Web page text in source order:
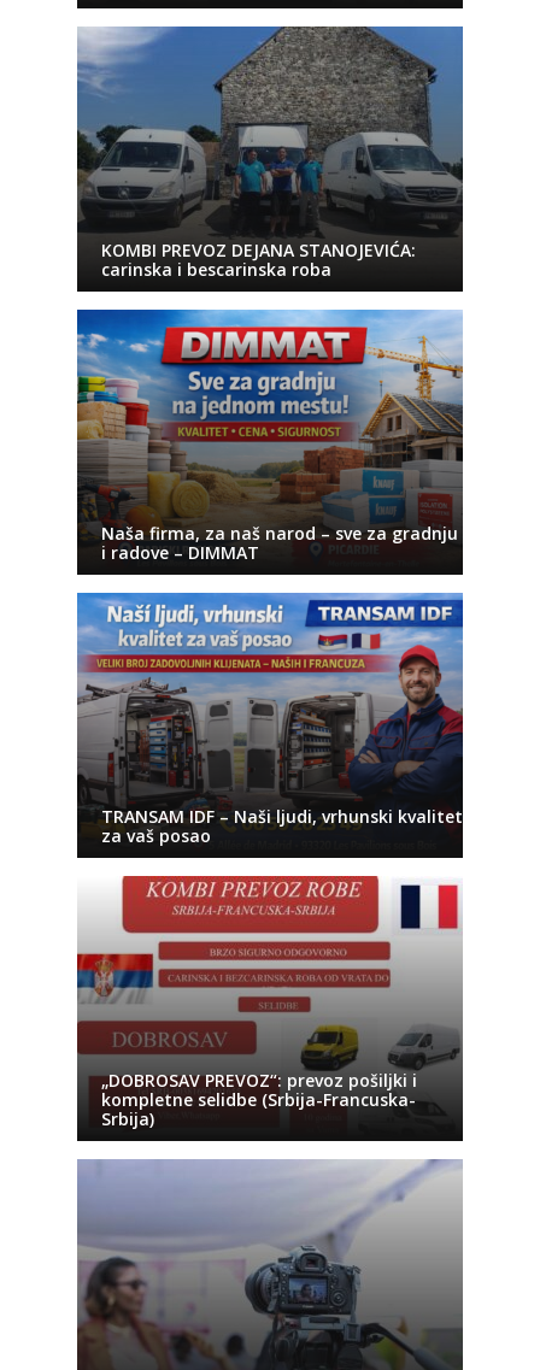
KOMBI PREVOZ DEJANA STANOJEVIĆA:
carinska i bescarinska roba
Naša firma, za naš narod – sve za gradnju
i radove – DIMMAT
TRANSAM IDF – Naši ljudi, vrhunski kvalitet
za vaš posao
„DOBROSAV PREVOZ“: prevoz pošiljki i
kompletne selidbe (Srbija-Francuska-
Srbija)